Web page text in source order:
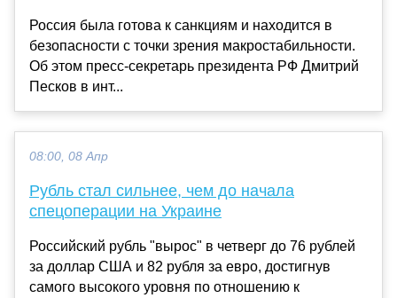
Россия была готова к санкциям и находится в
безопасности с точки зрения макростабильности.
Об этом пресс-секретарь президента РФ Дмитрий
Песков в инт...
08:00, 08 Апр
Рубль стал сильнее, чем до начала
спецоперации на Украине
Российский рубль "вырос" в четверг до 76 рублей
за доллар США и 82 рубля за евро, достигнув
самого высокого уровня по отношению к